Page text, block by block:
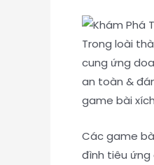
Trong loài
cung ứng
an toàn &
game bài
Các game
đình tiêu ứng